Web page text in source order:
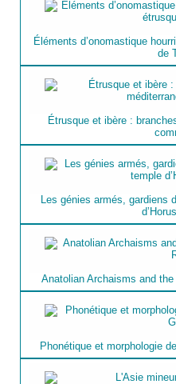
Éléments d’onomastique
de
Étrusque et ibère :
Les génies armés, gardiens
Anatolian Archaisms and
Phonétique et morphologie